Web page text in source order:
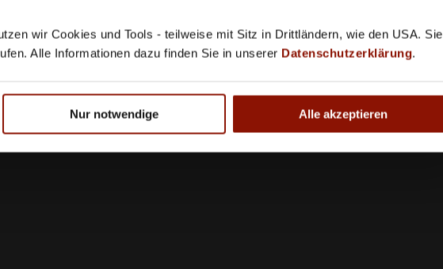
wir Cookies und Tools - teilweise mit Sitz in Drittländern, wie den USA. Sie
Alle Informationen dazu finden Sie in unserer Datenschutzerklärung.
Nur notwendige Alle akzeptieren